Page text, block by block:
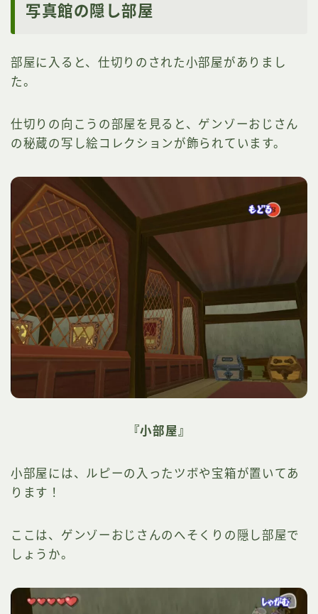
写真館の隠し部屋
部屋に入ると、仕切りのされた小部屋がありまし
た。
仕切りの向こうの部屋を見ると、ゲンゾーおじさん
の秘蔵の写し絵コレクションが飾られています。
『小部屋』
小部屋には、ルピーの入ったツボや宝箱が置いてあ
ります！
ここは、ゲンゾーおじさんのへそくりの隠し部屋で
しょうか。